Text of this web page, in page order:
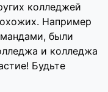
колледжей
Например
были
и колледжа
Будьте